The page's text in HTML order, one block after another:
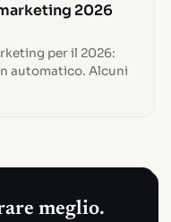
2026
per il 2026:
automatico. Alcuni
meglio.